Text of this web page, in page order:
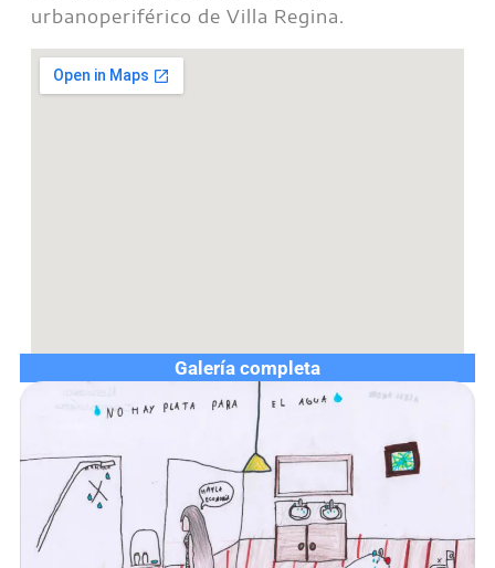
urbanoperiférico de Villa Regina.
Galería completa